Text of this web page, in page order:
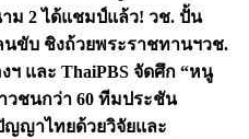
ม 2 ได้แชมป์แล้ว! วช. ปั้น
นขับ ชิงถ้วยพระราชทานฯวช.
และ ThaiPBS จัดศึก “หนู
าวชนกว่า 60 ทีมประชัน
ญาไทยด้วยวิจัยและ